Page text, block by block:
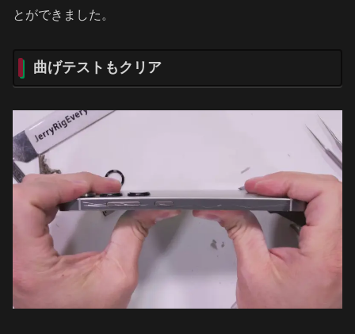
とができました。
曲げテストもクリア